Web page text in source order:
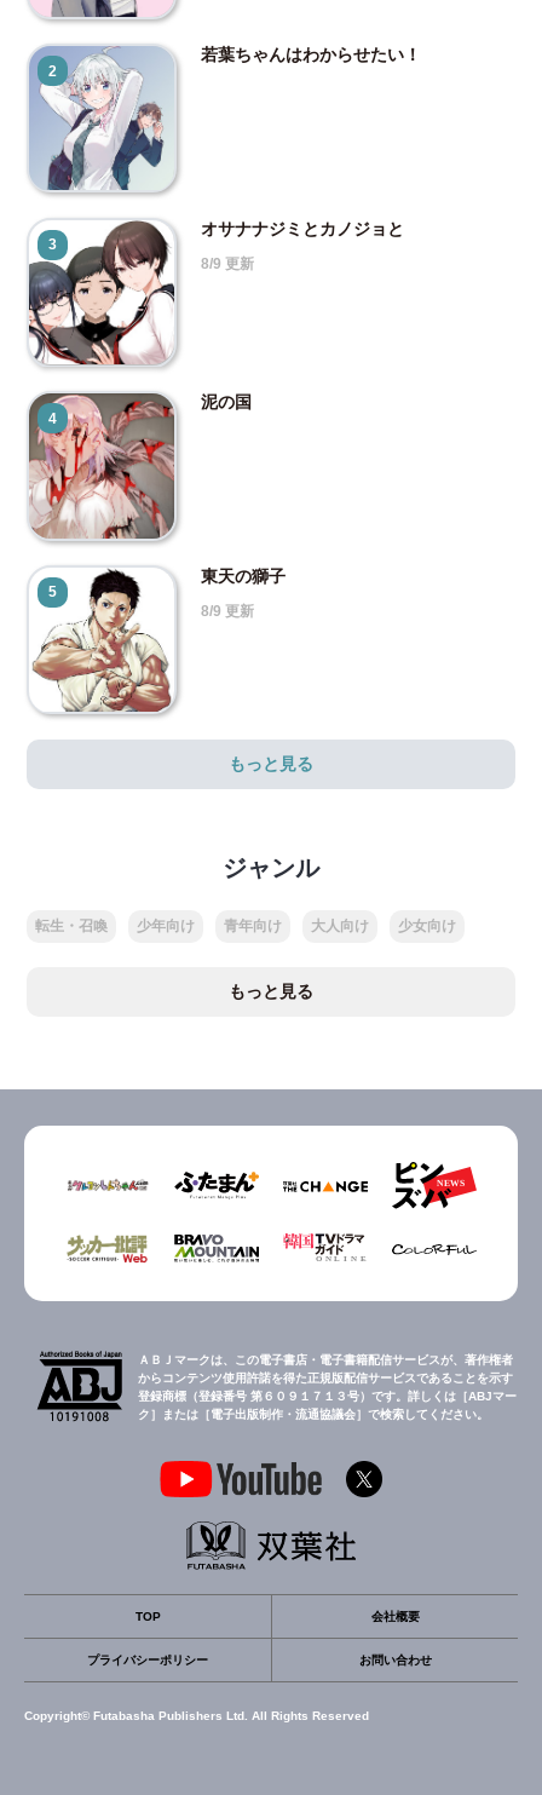
2
若葉ちゃんはわからせたい！
3
オサナナジミとカノジョと
8/9 更新
4
泥の国
5
東天の獅子
8/9 更新
もっと見る
ジャンル
転生・召喚 少年向け 青年向け 大人向け 少女向け
もっと見る
ＡＢＪマークは、この電子書店・電子書籍配信サービスが、著作権者
からコンテンツ使用許諾を得た正規版配信サービスであることを示す
登録商標（登録番号 第６０９１７１３号）です。詳しくは［ABJマー
ク］または［電子出版制作・流通協議会］で検索してください。
TOP 会社概要
プライバシーポリシー お問い合わせ
Copyright© Futabasha Publishers Ltd. All Rights Reserved